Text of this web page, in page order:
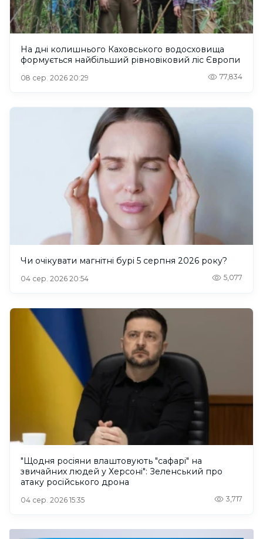
На дні колишнього Каховського водосховища
формується найбільший рівновіковий ліс Європи
08 сер. 2026 20:29 77,834
Чи очікувати магнітні бурі 5 серпня 2026 року?
04 сер. 2026 20:54 5,077
"Щодня росіяни влаштовують "сафарі" на
звичайних людей у Херсоні": Зеленський про
атаку російського дрона
04 сер. 2026 15:35 3,717